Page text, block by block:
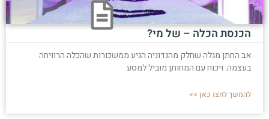
הכנסת הכלה – של מי?
אב החתן מגלה שחלק מהנדוניה הגיע ממשכורות שהכלה הרוויחה
בעצמה. ויכוח עם המחותן מוביל למסע
להמשך לחצו כאן >>